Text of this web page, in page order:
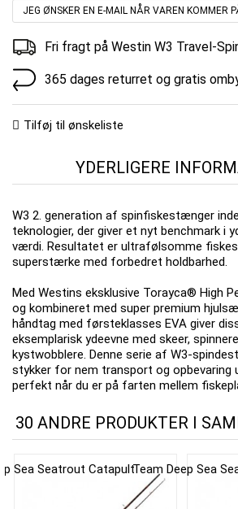
JEG ØNSKER EN E-MAIL NÅR VAREN KOMMER
Fri fragt på Westin W3 Travel-
365 dages returret og gratis
Tilføj til ønskeliste
YDERLIGERE
W3 2. generation af spinfiskestænger
teknologier, der giver et nyt benchmark i
værdi. Resultatet er ultrafølsomme
superstærke med forbedret holdbarhed.
Med Westins eksklusive Torayca® High
og kombineret med super premium
håndtag med førsteklasses EVA giver
eksemplarisk ydeevne med skeer,
kystwobblere. Denne serie af W3-
stykker for nem transport og opbevaring
perfekt når du er på farten mellem
30 ANDRE PRODUKTER I